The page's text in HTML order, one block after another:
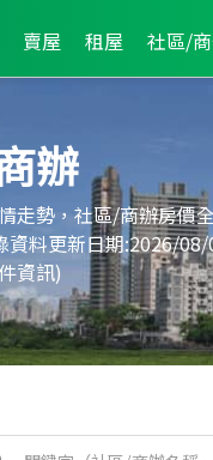
賣屋 租屋 社區/
辦
走勢，社區/商辦房價
資料更新日期:2026/08/
資訊)